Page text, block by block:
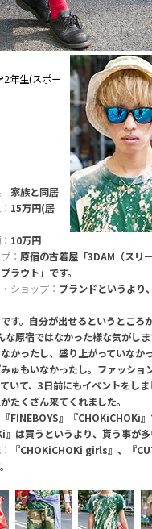
年生(スポー
家族と同居
15万円(居
10万円
： 原宿の古着屋「3DAM（スリ
ラウト」です。
ショップ： ブランドというより
す。自分が出せるというところ
な原宿ではなかった様な気がし
かったし、盛り上がっていなか
ゅもいなかったし。ファッショ
いて、3日前にもイベントをし
たくさん来てくれました。
『FINEBOYS』『CHOKiCHOKi』
』は買うというより、貰う事が多
『CHOKiCHOKi girls』、『